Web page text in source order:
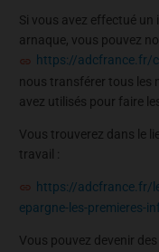
Si vous avez effectué un
arnaque, vous pouvez
https://adcfrance.fr/
nous transférer tous les
avez utilisés pour faire
Vous trouverez dans le
travail :
https://adcfrance.fr/
epargne-les-premieres-
Vous pouvez devenir